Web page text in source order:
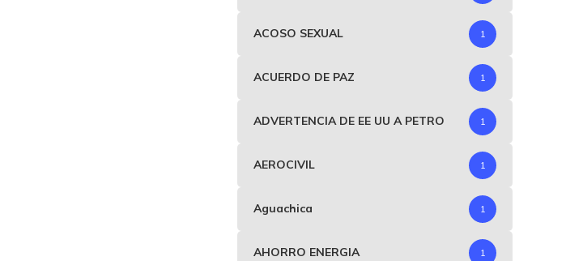
ACOSO SEXUAL 1
ACUERDO DE PAZ 1
ADVERTENCIA DE EE UU A PETRO 1
AEROCIVIL 1
Aguachica 1
AHORRO ENERGIA 1